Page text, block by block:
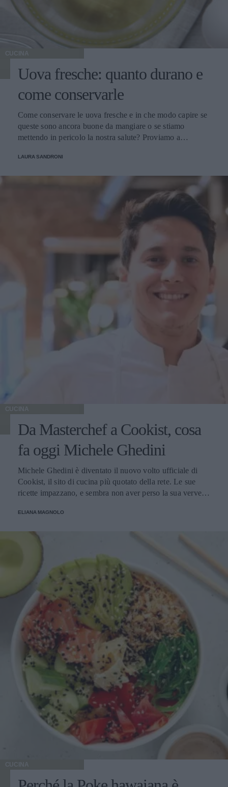
CUCINA
Uova fresche: quanto durano e
come conservarle
Come conservare le uova fresche e in che modo capire se
queste sono ancora buone da mangiare o se stiamo
mettendo in pericolo la nostra salute? Proviamo a
LAURA SANDRONI
CUCINA
Da Masterchef a Cookist, cosa
fa oggi Michele Ghedini
Michele Ghedini è diventato il nuovo volto ufficiale di
Cookist, il sito di cucina più quotato della rete. Le sue
ricette impazzano, e sembra non aver perso la sua verve
veramente stupendo.
ELIANA MAGNOLO
CUCINA